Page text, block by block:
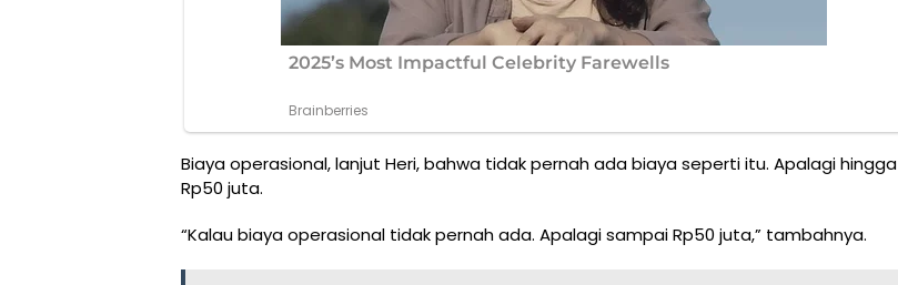
Biaya operasional, lanjut Heri, bahwa tidak pernah ada biaya seperti itu. Apalagi hingga
Rp50 juta.
“Kalau biaya operasional tidak pernah ada. Apalagi sampai Rp50 juta,” tambahnya.